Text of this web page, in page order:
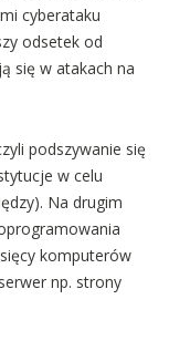
cyberataku
odsetek od
się w atakach na
podszywanie się
w celu
Na drugim
komputerów
np. strony